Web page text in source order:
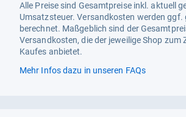
Alle Preise sind Gesamtpreise inkl. aktuell
Umsatzsteuer. Versandkosten werden ggf.
berechnet. Maßgeblich sind der
Versandkosten, die der jeweilige Shop zum
Kaufes anbietet.
Mehr Infos dazu in unseren FAQs